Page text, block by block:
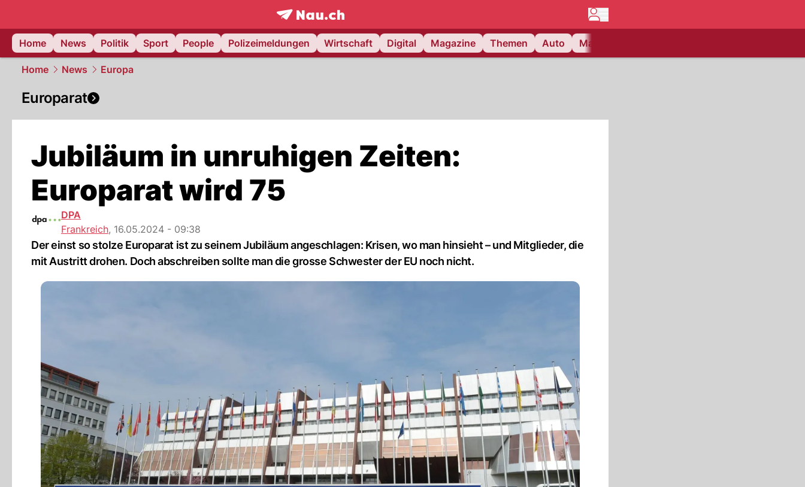
frontpage.NAU.ch
Home
News Politik Sport People Polizeimeldungen Wirtschaft Digital Magazine Themen Auto Matchcenter
Home News Europa
Europarat
Jubiläum in unruhigen Zeiten:
Europarat wird 75
DPA
Frankreich, 16.05.2024 - 09:38
Der einst so stolze Europarat ist zu seinem Jubiläum angeschlagen: Krisen, wo man hinsieht – und Mitglieder, die
mit Austritt drohen. Doch abschreiben sollte man die grosse Schwester der EU noch nicht.